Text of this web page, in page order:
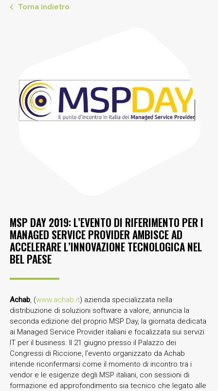
Torna indietro
MSP DAY 2019: L’EVENTO DI RIFERIMENTO PER I
MANAGED SERVICE PROVIDER AMBISCE AD
ACCELERARE L’INNOVAZIONE TECNOLOGICA NEL
BEL PAESE
Achab, (www.achab.it) azienda specializzata nella
distribuzione di soluzioni software a valore, annuncia la
seconda edizione del proprio MSP Day, la giornata dedicata
ai Managed Service Provider italiani e focalizzata sui servizi
IT per il business. Il 21 giugno presso il Palazzo dei
Congressi di Riccione, l’evento organizzato da Achab
intende riconfermarsi come il momento di incontro tra i
vendor e le esigenze degli MSP italiani, con sessioni di
formazione ed approfondimento sia tecnico che legato alle